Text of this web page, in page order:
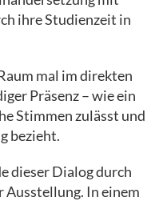
ihre Studienzeit in
mal im direkten
Präsenz – wie ein
Stimmen zulässt und
bezieht.
dieser Dialog durch
In einem